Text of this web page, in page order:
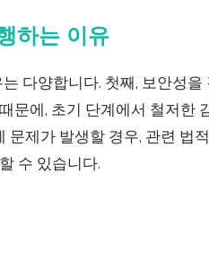
하는 이유
다양합니다. 첫째, 보안성
문에, 초기 단계에서 철저한
제가 발생할 경우, 관련 법
수 있습니다.